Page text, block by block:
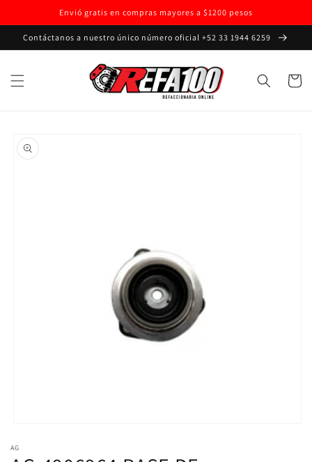
directamente
al contenido
Envió gratis en compras mayores a $1200 pesos
Contáctanos a nuestro único número oficial +52 33 1944 6259
Carrito
a la
información
multimedia
1
AG